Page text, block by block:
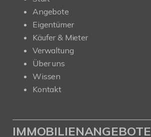
Angebote
Eigentümer
Käufer & Mieter
Verwaltung
Über uns
Wissen
Kontakt
IMMOBILIENANGEBOTE